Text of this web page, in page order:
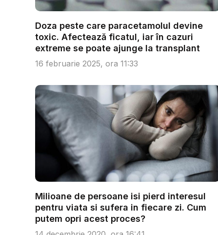
Doza peste care paracetamolul devine
toxic. Afectează ficatul, iar în cazuri
extreme se poate ajunge la transplant
16 februarie 2025, ora 11:33
Milioane de persoane isi pierd interesul
pentru viata si sufera in fiecare zi. Cum
putem opri acest proces?